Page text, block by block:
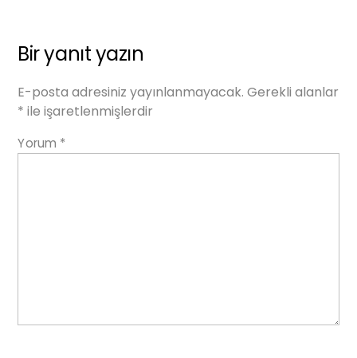
Bir yanıt yazın
E-posta adresiniz yayınlanmayacak. Gerekli alanlar
* ile işaretlenmişlerdir
Yorum *